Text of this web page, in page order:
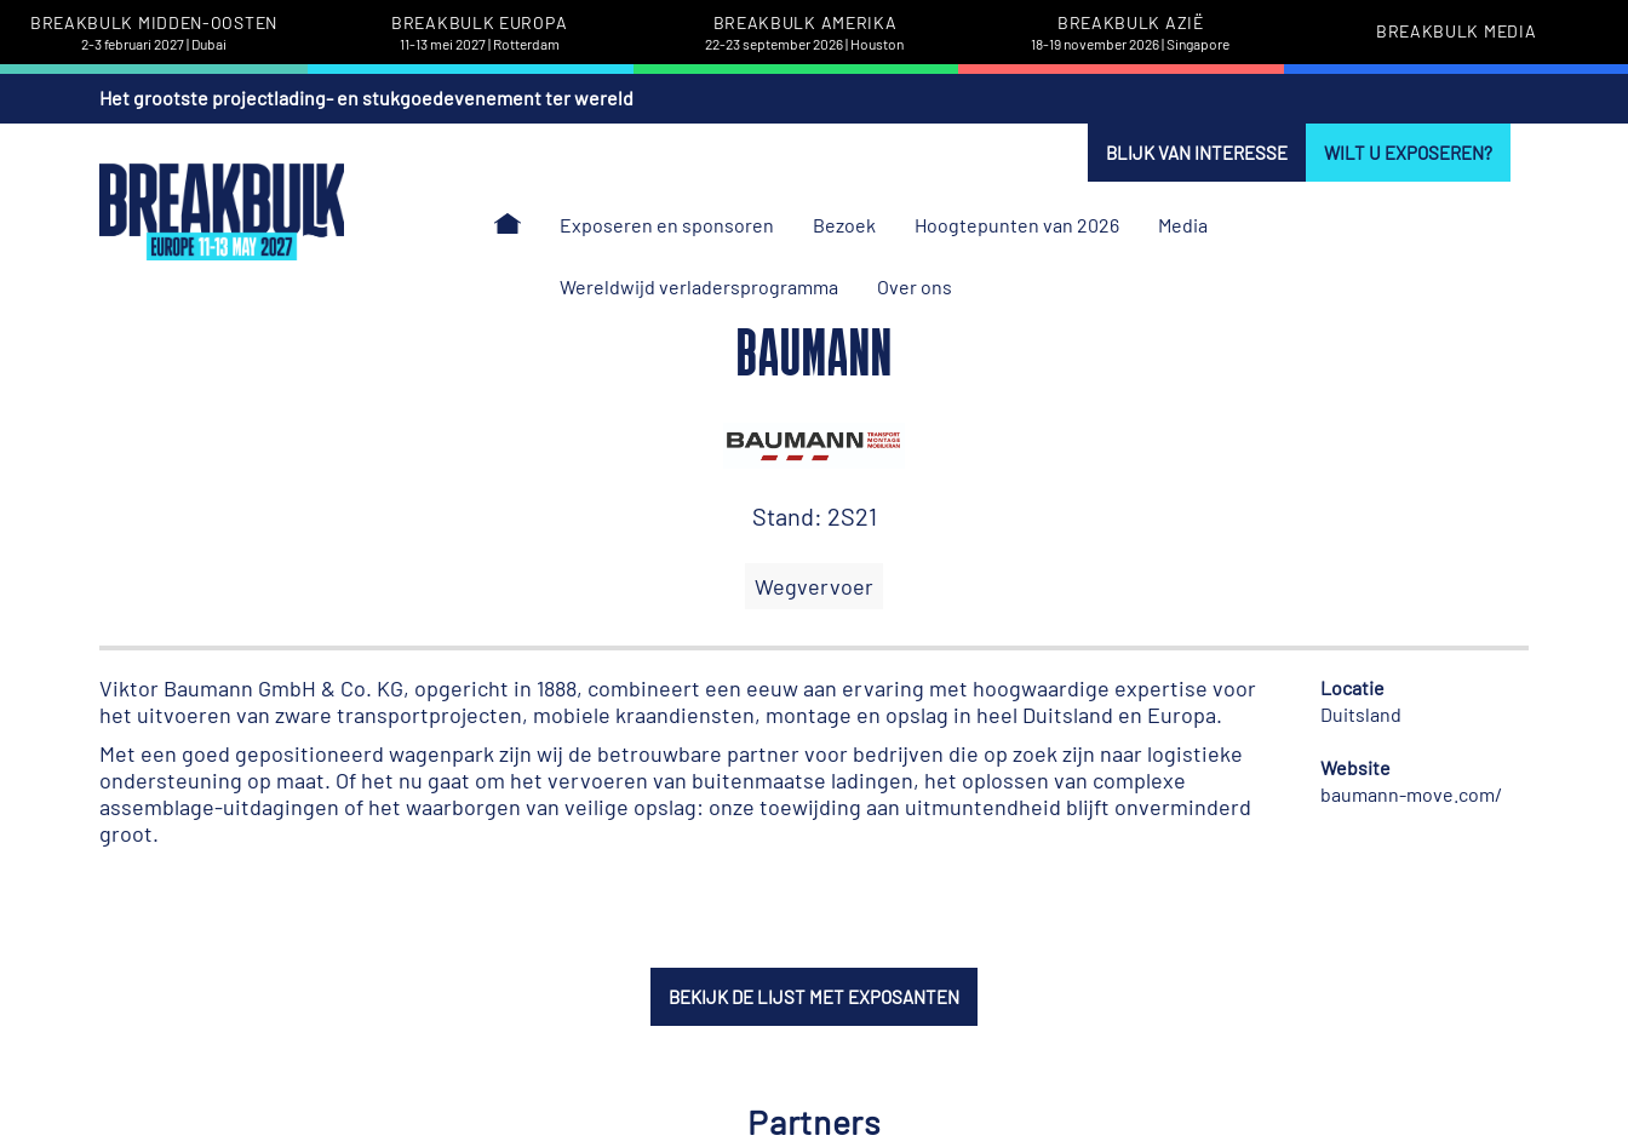
BREAKBULK MIDDEN-OOSTEN
2-3 februari 2027 | Dubai
BREAKBULK EUROPA
11-13 mei 2027 | Rotterdam
BREAKBULK AMERIKA
22-23 september 2026 | Houston
BREAKBULK AZIË
18-19 november 2026 | Singapore
BREAKBULK MEDIA
Het grootste projectlading- en stukgoedevenement ter wereld
BLIJK VAN INTERESSE WILT U EXPOSEREN?
Exposeren en sponsoren Bezoek Hoogtepunten van 2026 Media
Wereldwijd verladersprogramma Over ons
BAUMANN
Stand: 2S21
Wegvervoer
Viktor Baumann GmbH & Co. KG, opgericht in 1888, combineert een eeuw aan ervaring met hoogwaardige expertise voor
het uitvoeren van zware transportprojecten, mobiele kraandiensten, montage en opslag in heel Duitsland en Europa.
Met een goed gepositioneerd wagenpark zijn wij de betrouwbare partner voor bedrijven die op zoek zijn naar logistieke
ondersteuning op maat. Of het nu gaat om het vervoeren van buitenmaatse ladingen, het oplossen van complexe
assemblage-uitdagingen of het waarborgen van veilige opslag: onze toewijding aan uitmuntendheid blijft onverminderd
groot.
Locatie
Duitsland
Website
baumann-move.com/
BEKIJK DE LIJST MET EXPOSANTEN
Partners